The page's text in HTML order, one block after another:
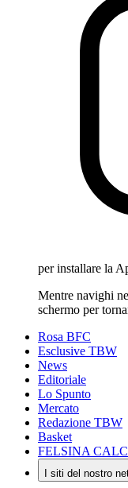
per installare la
Mentre navighi
schermo per
Rosa BFC
Esclusive TBW
News
Editoriale
Lo Spunto
Mercato
Redazione TBW
Basket
FELSINA
I siti del nostro